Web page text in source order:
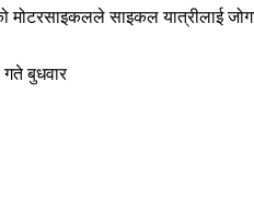
मोटरसाइकलले साइकल
बुधवार